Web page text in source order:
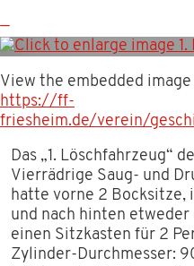
View the embedded
https://ff-
friesheim.de/verein/
Das „1. Löschfahrzeug“
Vierrädrige Saug- und
hatte vorne 2 Bocksitze,
und nach hinten
einen Sitzkasten für 2
Zylinder-Durchmesser: